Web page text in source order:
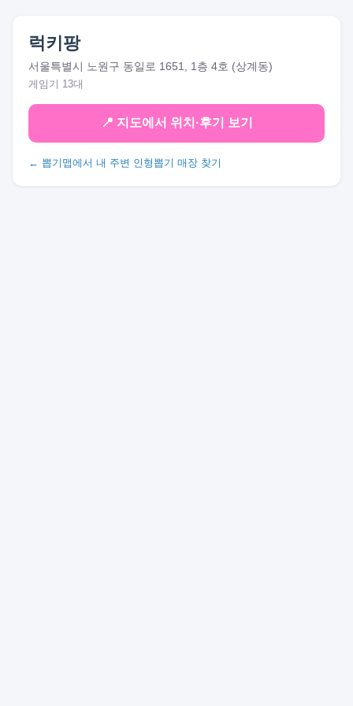
럭키팡
서울특별시 노원구 동일로 1651, 1층 4호 (상계동)
게임기 13대
📍 지도에서 위치·후기 보기
← 뽑기맵에서 내 주변 인형뽑기 매장 찾기